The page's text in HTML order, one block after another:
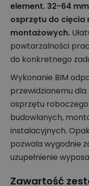
element. 32-64
osprzętu do
montażowych.
powtarzalności
do konkretnego
Wykonanie BIM
przewidzianemu
osprzętu
budowlanych,
instalacyjnych.
pozwala wygodnie
uzupełnienie
Zawartość